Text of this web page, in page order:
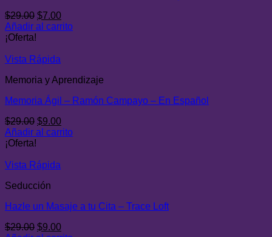
$29.00 El
precio
$29.00.
$7.00El
precio
Añadir al carrito
¡Oferta!
Vista Rápida
Memoria y Aprendizaje
Memoria Ágil – Ramón Campayo – En Español
$29.00 El
precio
$29.00.
$9.00El
precio
Añadir al carrito
¡Oferta!
Vista Rápida
Seducción
Hazle un Masaje a tu Cita – Trace Loft
$29.00 El
$9.00El